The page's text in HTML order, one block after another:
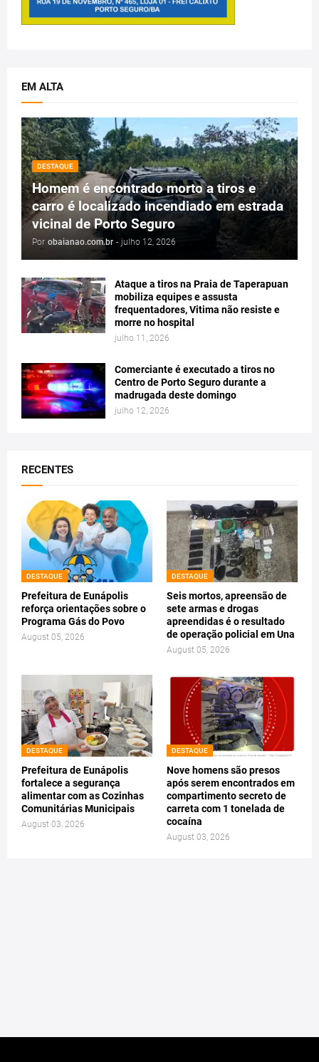
EM ALTA
DESTAQUE
Homem é encontrado morto a tiros e
carro é localizado incendiado em estrada
vicinal de Porto Seguro
Por obaianao.com.br - julho 12, 2026
Ataque a tiros na Praia de Taperapuan
mobiliza equipes e assusta
frequentadores, Vitima não resiste e
morre no hospital
julho 11, 2026
Comerciante é executado a tiros no
Centro de Porto Seguro durante a
madrugada deste domingo
julho 12, 2026
RECENTES
DESTAQUE
Prefeitura de Eunápolis
reforça orientações sobre o
Programa Gás do Povo
August 05, 2026
DESTAQUE
Seis mortos, apreensão de
sete armas e drogas
apreendidas é o resultado
de operação policial em Una
August 05, 2026
DESTAQUE
Prefeitura de Eunápolis
fortalece a segurança
alimentar com as Cozinhas
Comunitárias Municipais
August 03, 2026
DESTAQUE
Nove homens são presos
após serem encontrados em
compartimento secreto de
carreta com 1 tonelada de
cocaína
August 03, 2026